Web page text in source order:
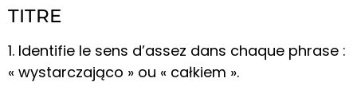
TITRE
1. Identifie le sens d’assez dans chaque phrase :
« wystarczająco » ou « całkiem ».